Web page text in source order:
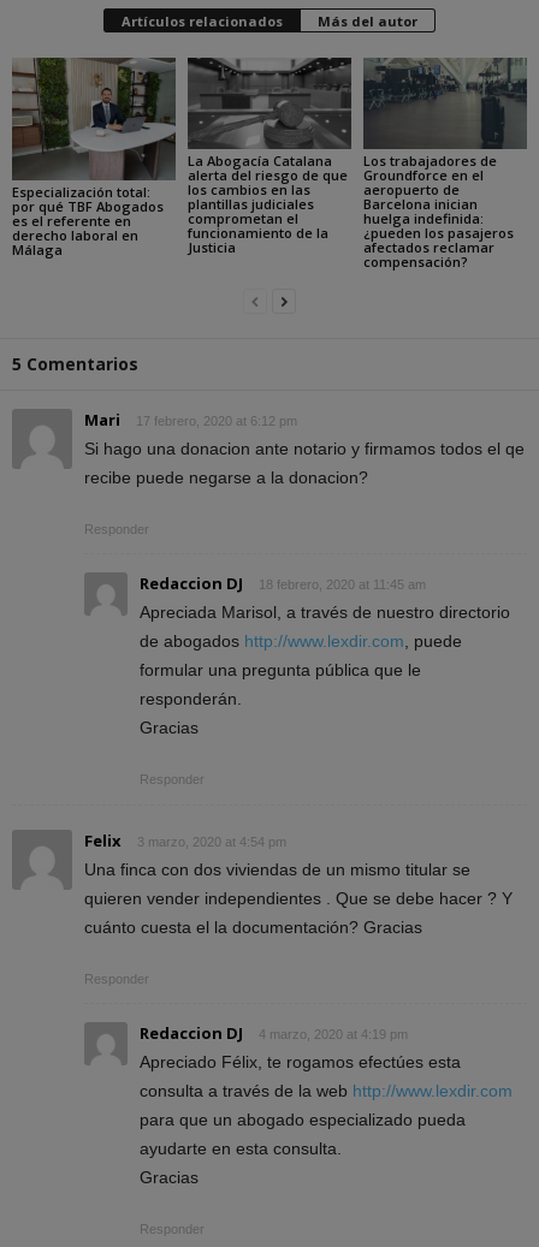
Artículos relacionados Más del autor
Especialización total:
por qué TBF Abogados
es el referente en
derecho laboral en
Málaga
La Abogacía Catalana
alerta del riesgo de que
los cambios en las
plantillas judiciales
comprometan el
funcionamiento de la
Justicia
Los trabajadores de
Groundforce en el
aeropuerto de
Barcelona inician
huelga indefinida:
¿pueden los pasajeros
afectados reclamar
compensación?
5 Comentarios
Mari 17 febrero, 2020 at 6:12 pm
Si hago una donacion ante notario y firmamos todos el qe
recibe puede negarse a la donacion?
Responder
Redaccion DJ 18 febrero, 2020 at 11:45 am
Apreciada Marisol, a través de nuestro directorio
de abogados http://www.lexdir.com, puede
formular una pregunta pública que le
responderán.
Gracias
Responder
Felix 3 marzo, 2020 at 4:54 pm
Una finca con dos viviendas de un mismo titular se
quieren vender independientes . Que se debe hacer ? Y
cuánto cuesta el la documentación? Gracias
Responder
Redaccion DJ 4 marzo, 2020 at 4:19 pm
Apreciado Félix, te rogamos efectúes esta
consulta a través de la web http://www.lexdir.com
para que un abogado especializado pueda
ayudarte en esta consulta.
Gracias
Responder